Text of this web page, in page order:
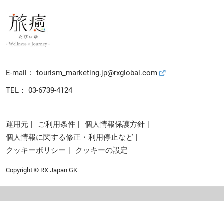
E-mail： tourism_marketing.jp@rxglobal.com
TEL： 03-6739-4124
運用元 ご利用条件
個人情報保護方針
個人情報に関する修正・利用停止など
クッキーポリシー
クッキーの設定
Copyright © RX Japan GK